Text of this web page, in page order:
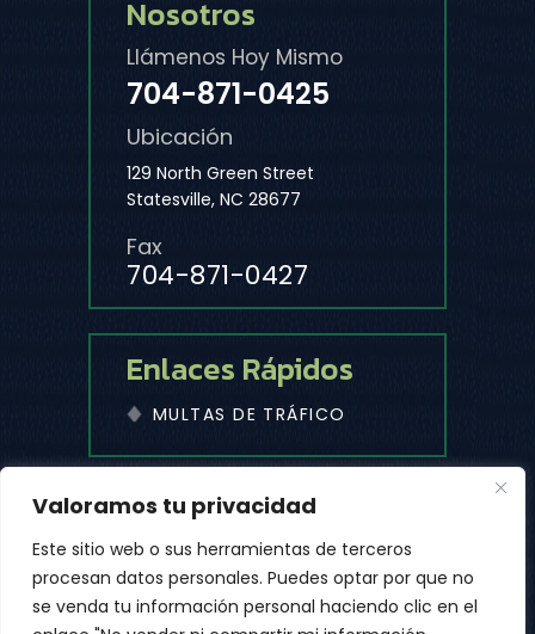
Valoramos tu privacidad
Este sitio web o sus herramientas de terceros
procesan datos personales. Puedes optar por que no
se venda tu información personal haciendo clic en el
Nosotros
Llámenos Hoy Mismo
704-871-0425
Ubicación
129 North Green Street
Statesville, NC 28677
Fax
704-871-0427
Enlaces Rápidos
MULTAS DE TRÁFICO
© 2026 Despacho De Abogados De Michael D. Cleaves, PLLC
• Todos Los Derechos Reservados.
Descargo De Responsabilidad|Mapa Del Sitio
Política De Privacidad
*Las Imágenes Se Obtienen Bajo Licencia De Canva Y Otros
Proveedores Externos De Imágenes De Archivo, Y Se Incluye